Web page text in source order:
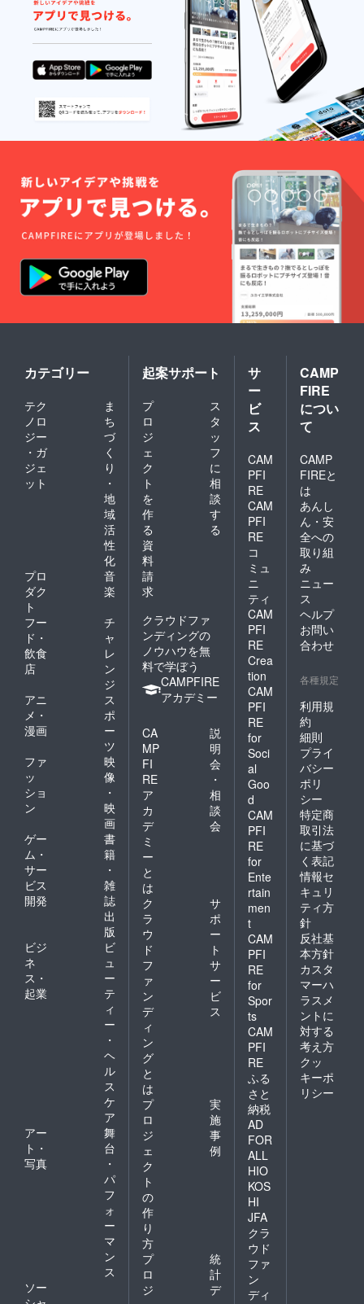
カテゴリー
テク
ノロ
ジー
・ガ
ジェ
ット
ま
ち
づ
く
り
・
地
域
活
性
化
プロ
ダク
ト
音
楽
フー
ド・
飲食
店
チ
ャ
レ
ン
ジ
アニ
メ・
漫画
ス
ポ
ー
ツ
ファ
ッ
ショ
ン
映
像
・
映
画
ゲー
ム・
サー
ビス
開発
書
籍
・
雑
誌
出
版
ビジ
ネ
ス・
起業
ビ
ュ
ー
テ
ィ
ー
・
ヘ
ル
ス
ケ
ア
アー
ト・
写真
舞
台
・
パ
フ
ォ
ー
マ
ン
ス
ソー
起案サポート
プ
ロ
ジ
ェ
ク
ト
を
作
る
ス
タ
ッ
フ
に
相
談
す
る
資
料
請
求
クラウドファ
ンディングの
ノウハウを無
料で学ぼう
CAMPFIRE
アカデミー
CA
MP
FI
RE
ア
カ
デ
ミ
ー
と
は
説
明
会
・
相
談
会
ク
ラ
ウ
ド
フ
ァ
ン
デ
ィ
ン
グ
と
は
サ
ポ
ー
ト
サ
ー
ビ
ス
プ
ロ
ジ
ェ
ク
ト
の
作
り
方
実
施
事
例
プ
ロ
ジ
統
計
デ
サ
ー
ビ
ス
CAM
PFI
RE
CAM
PFI
RE
コ
ミュ
ニ
ティ
CAM
PFI
RE
Crea
tion
CAM
PFI
RE
for
Soci
al
Goo
d
CAM
PFI
RE
for
Ente
rtain
men
t
CAM
PFI
RE
for
Spor
ts
CAM
PFI
RE
ふる
さと
納税
AD
FOR
ALL
HIO
KOS
HI
JFA
クラ
ウド
ファ
ン
ディ
CAMP
FIRE
につい
て
CAMP
FIREと
は
あんし
ん・安
全への
取り組
み
ニュー
ス
ヘルプ
お問い
合わせ
各種規定
利用規
約
細則
プライ
バシー
ポリ
シー
特定商
取引法
に基づ
く表記
情報セ
キュリ
ティ方
針
反社基
本方針
カスタ
マーハ
ラスメ
ントに
対する
考え方
クッ
キーポ
リシー